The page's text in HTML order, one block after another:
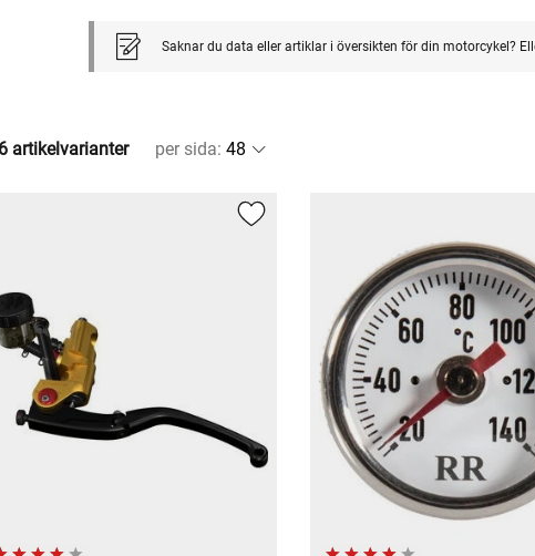
Saknar du data eller artiklar i översikten för din motorcykel?
artikelvarianter per sida: